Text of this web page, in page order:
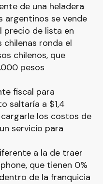
de una heladera
argentinos se vende
precio de lista en
chilenas ronda el
chilenos, que
pesos
fiscal para
saltaría a $1,4
los costos de
servicio para
a la de traer
que tienen 0%
de la franquicia